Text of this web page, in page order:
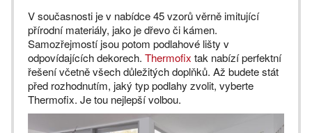
V současnosti je v nabídce 45 vzorů věrně imitující
přírodní materiály, jako je dřevo či kámen.
Samozřejmostí jsou potom podlahové lišty v
odpovídajících dekorech. Thermofix tak nabízí perfektní
řešení včetně všech důležitých doplňků. Až budete stát
před rozhodnutím, jaký typ podlahy zvolit, vyberte
Thermofix. Je tou nejlepší volbou.